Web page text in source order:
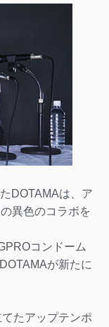
DOTAMAは、ア
異色のコラボを
コンドーム
が新たに
たアップテンポ